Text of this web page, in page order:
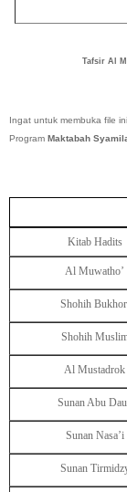
Tafsir Al
Ingat untuk membuka file
Program Maktabah
Kitab Hadits
Al Muwatho’
Shohih
Shohih
Al Mustadrok
Sunan Abu
Sunan Nasa’i
Sunan